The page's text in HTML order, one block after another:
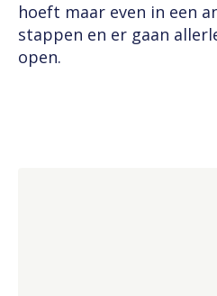
hoeft maar even in een
stappen en er gaan
open.